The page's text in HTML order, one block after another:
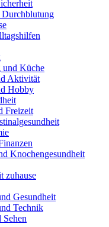
und Küche
Aktivität
Hobby
Freizeit
Knochengesundheit
zuhause
Gesundheit
Technik
Sehen